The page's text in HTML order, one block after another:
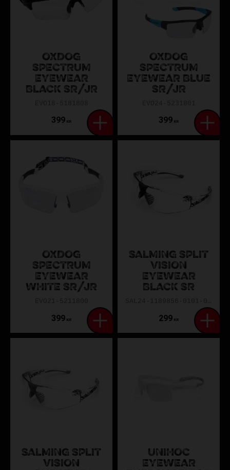
OXDOG
SPECTRUM
EYEWEAR
BLACK SR/JR
399 KR
OXDOG
SPECTRUM
EYEWEAR BLUE
SR/JR
399 KR
OXDOG
SPECTRUM
EYEWEAR
WHITE SR/JR
399 KR
SALMING SPLIT
VISION
EYEWEAR
BLACK SR
299 KR
SALMING SPLIT
VISION
UNIHOC
EYEWEAR